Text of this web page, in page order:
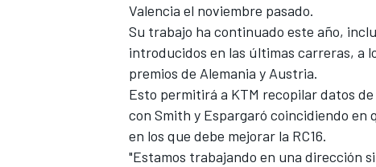
Valencia el noviembre pasado.
Su trabajo ha continuado este año,
introducidos en las últimas carreras, a
premios de Alemania y Austria.
Esto permitirá a KTM recopilar datos
con Smith y Espargaró coincidiendo en
en los que debe mejorar la RC16.
"Estamos trabajando en una dirección